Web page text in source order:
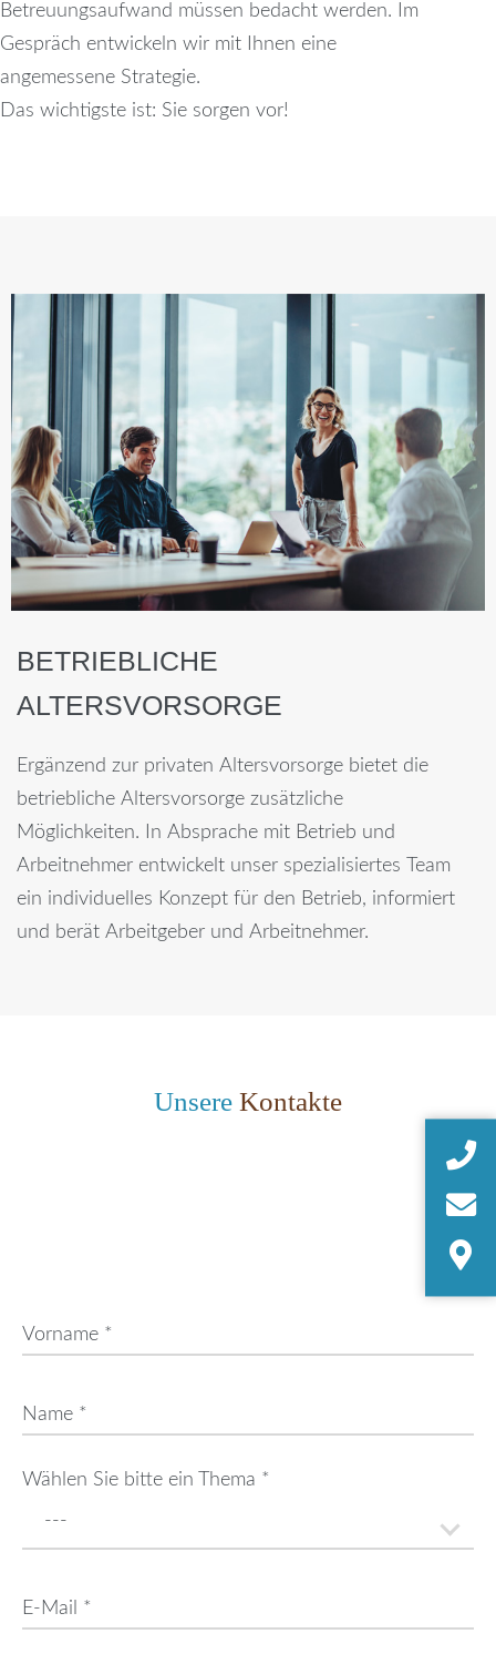
Betreuungsaufwand müssen bedacht werden. Im
Gespräch entwickeln wir mit Ihnen eine
angemessene Strategie.
Das wichtigste ist: Sie sorgen vor!
BETRIEBLICHE
ALTERSVORSORGE
Ergänzend zur privaten Altersvorsorge bietet die
betriebliche Altersvorsorge zusätzliche
Möglichkeiten. In Absprache mit Betrieb und
Arbeitnehmer entwickelt unser spezialisiertes Team
ein individuelles Konzept für den Betrieb, informiert
und berät Arbeitgeber und Arbeitnehmer.
Unsere Kontakte
Wählen Sie bitte ein Thema *